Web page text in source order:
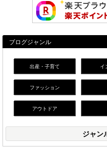
ブログジャンル
出産・子育て イ
ファッション
アウトドア
ジャン